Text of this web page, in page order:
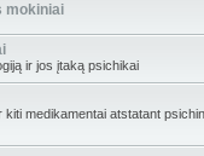
mokiniai
ir jos įtaką psichikai
medikamentai atstatant